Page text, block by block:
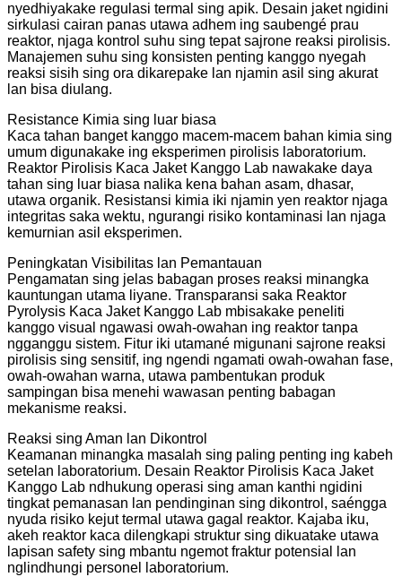
nyedhiyakake regulasi termal sing apik. Desain jaket ngidini
sirkulasi cairan panas utawa adhem ing saubengé prau
reaktor, njaga kontrol suhu sing tepat sajrone reaksi pirolisis.
Manajemen suhu sing konsisten penting kanggo nyegah
reaksi sisih sing ora dikarepake lan njamin asil sing akurat
lan bisa diulang.
Resistance Kimia sing luar biasa
Kaca tahan banget kanggo macem-macem bahan kimia sing
umum digunakake ing eksperimen pirolisis laboratorium.
Reaktor Pirolisis Kaca Jaket Kanggo Lab nawakake daya
tahan sing luar biasa nalika kena bahan asam, dhasar,
utawa organik. Resistansi kimia iki njamin yen reaktor njaga
integritas saka wektu, ngurangi risiko kontaminasi lan njaga
kemurnian asil eksperimen.
Peningkatan Visibilitas lan Pemantauan
Pengamatan sing jelas babagan proses reaksi minangka
kauntungan utama liyane. Transparansi saka Reaktor
Pyrolysis Kaca Jaket Kanggo Lab mbisakake peneliti
kanggo visual ngawasi owah-owahan ing reaktor tanpa
ngganggu sistem. Fitur iki utamané migunani sajrone reaksi
pirolisis sing sensitif, ing ngendi ngamati owah-owahan fase,
owah-owahan warna, utawa pambentukan produk
sampingan bisa menehi wawasan penting babagan
mekanisme reaksi.
Reaksi sing Aman lan Dikontrol
Keamanan minangka masalah sing paling penting ing kabeh
setelan laboratorium. Desain Reaktor Pirolisis Kaca Jaket
Kanggo Lab ndhukung operasi sing aman kanthi ngidini
tingkat pemanasan lan pendinginan sing dikontrol, saéngga
nyuda risiko kejut termal utawa gagal reaktor. Kajaba iku,
akeh reaktor kaca dilengkapi struktur sing dikuatake utawa
lapisan safety sing mbantu ngemot fraktur potensial lan
nglindhungi personel laboratorium.